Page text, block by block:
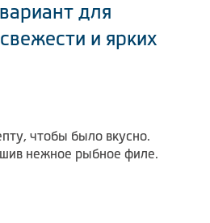
для
и ярких
чтобы было вкусно.
нежное рыбное филе.